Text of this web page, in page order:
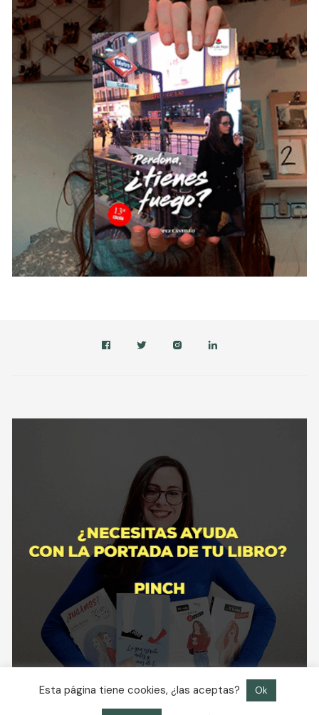
Esta página tiene cookies, ¿las aceptas? Ok